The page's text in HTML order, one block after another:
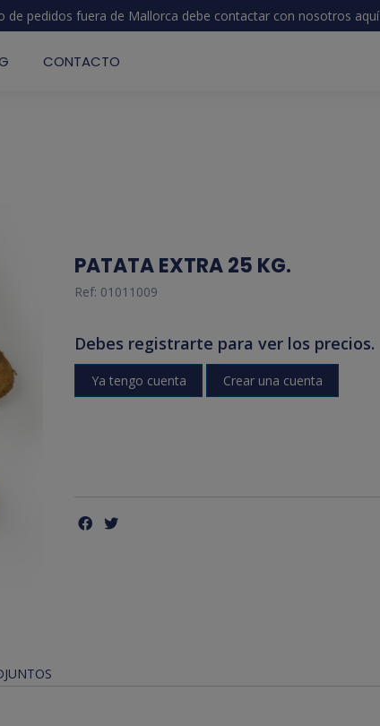
de pedidos fuera de Mallorca debe contactar con nosotros aquí
CONTACTO
PATATA EXTRA 25 KG.
Ref: 01011009
Debes registrarte para ver los precios.
Ya tengo cuenta Crear una cuenta